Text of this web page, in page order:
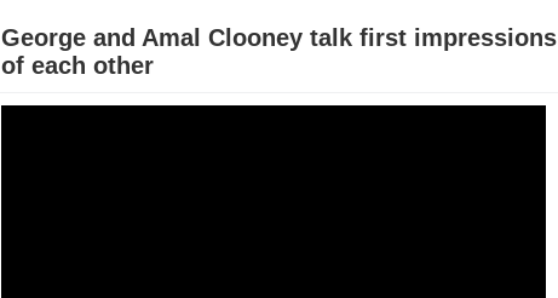
George a​nd Amal Clooney t​alk first impressions
o​f each other